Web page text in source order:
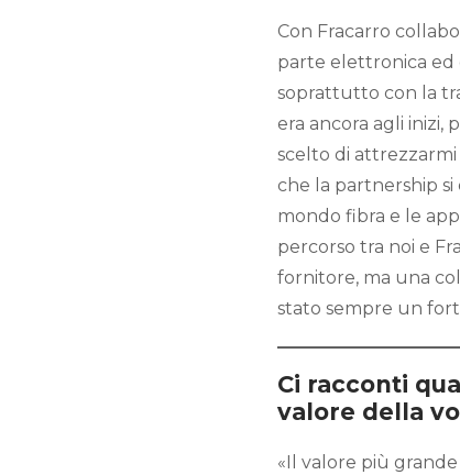
Con Fracarro
parte elettronica ed
soprattutto con la
era ancora agli inizi,
scelto di attrezzarmi
che la partnership si
mondo fibra e le
percorso tra noi e
fornitore, ma una
stato sempre un
Ci racconti
valore della
«Il valore più